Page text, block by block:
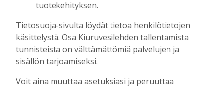
tuotekehityksen.
Tietosuoja-sivulta löydät tietoa henkilötietojen
käsittelystä. Osa Kiuruvesilehden tallentamista
tunnisteista on välttämättömiä palvelujen ja
sisällön tarjoamiseksi.
Voit aina muuttaa asetuksiasi ja peruuttaa